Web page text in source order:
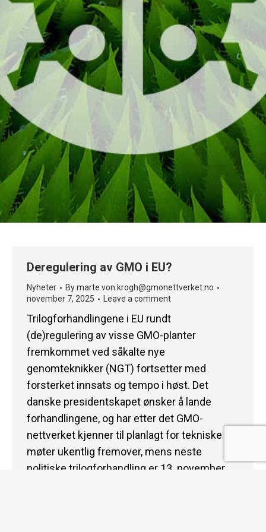
Deregulering av GMO i EU?
Nyheter Bymarte.von.krogh@gmonettverket.no
november 7, 2025
Leave a comment
Trilogforhandlingene i EU rundt
(de)regulering av visse GMO-planter
fremkommet ved såkalte nye
genomteknikker (NGT) fortsetter med
forsterket innsats og tempo i høst. Det
danske presidentskapet ønsker å lande
forhandlingene, og har etter det GMO-
nettverket kjenner til planlagt for tekniske
møter ukentlig fremover, mens neste
politiske trilogforhandling er 13. november.